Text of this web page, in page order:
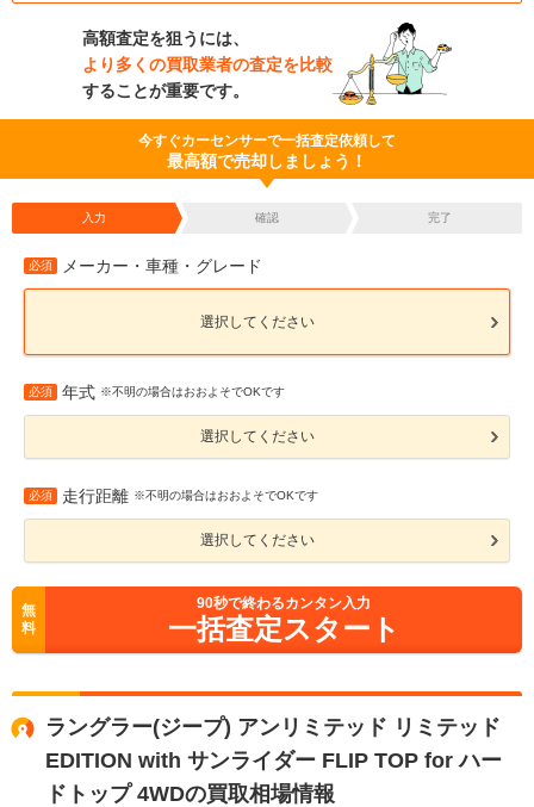
高額査定を狙うには、
より多くの買取業者の査定を比較
することが重要です。
今すぐカーセンサーで一括査定依頼して
最高額で売却しましょう！
入力 確認 完了
必須 メーカー・車種・グレード
選択してください
必須 年式 ※不明の場合はおおよそでOKです
選択してください
必須 走行距離 ※不明の場合はおおよそでOKです
選択してください
無
料
90秒で終わるカンタン入力
一括査定スタート
ラングラー(ジープ) アンリミテッド リミテッド
EDITION with サンライダー FLIP TOP for ハー
ドトップ 4WDの買取相場情報